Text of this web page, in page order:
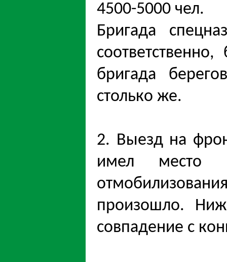
4500-5000 чел.
Бригада
бригада
столько же.
2. Выезд на
имел место
произошло.
совпадение с